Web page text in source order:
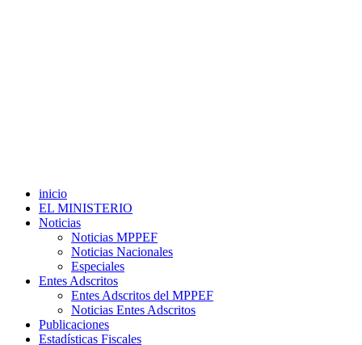
inicio
EL MINISTERIO
Noticias
Noticias MPPEF
Noticias Nacionales
Especiales
Entes Adscritos
Entes Adscritos del MPPEF
Noticias Entes Adscritos
Publicaciones
Estadísticas Fiscales